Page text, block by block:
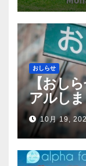
おしらせ
【おし
アルし
10月 19,